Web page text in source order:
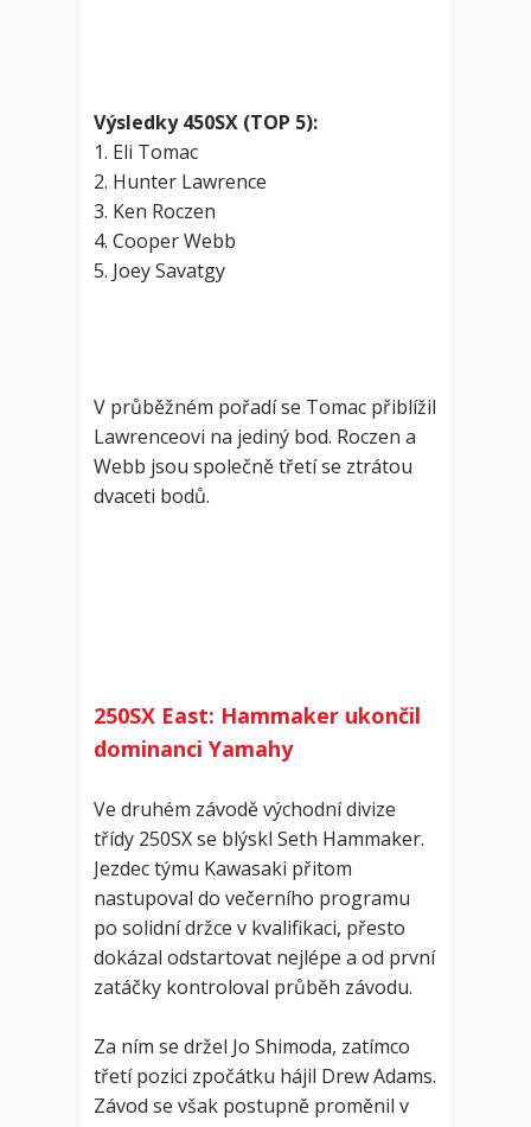
Výsledky 450SX (TOP 5):
1. Eli Tomac
2. Hunter Lawrence
3. Ken Roczen
4. Cooper Webb
5. Joey Savatgy
V průběžném pořadí se Tomac přiblížil
Lawrenceovi na jediný bod. Roczen a
Webb jsou společně třetí se ztrátou
dvaceti bodů.
250SX East: Hammaker ukončil
dominanci Yamahy
Ve druhém závodě východní divize
třídy 250SX se blýskl Seth Hammaker.
Jezdec týmu Kawasaki přitom
nastupoval do večerního programu
po solidní držce v kvalifikaci, přesto
dokázal odstartovat nejlépe a od první
zatáčky kontroloval průběh závodu.
Za ním se držel Jo Shimoda, zatímco
třetí pozici zpočátku hájil Drew Adams.
Závod se však postupně proměnil v